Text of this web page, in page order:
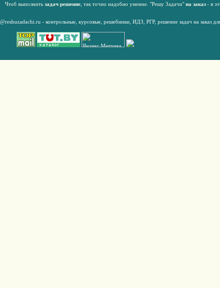
Чтоб выполнить задач решение , так точно надобно умение. "Решу Задачи" на заказ - в
@reshuzadachi.ru - контрольные, курсовые решебники, ИДЗ, РГР, решение задач на заказ